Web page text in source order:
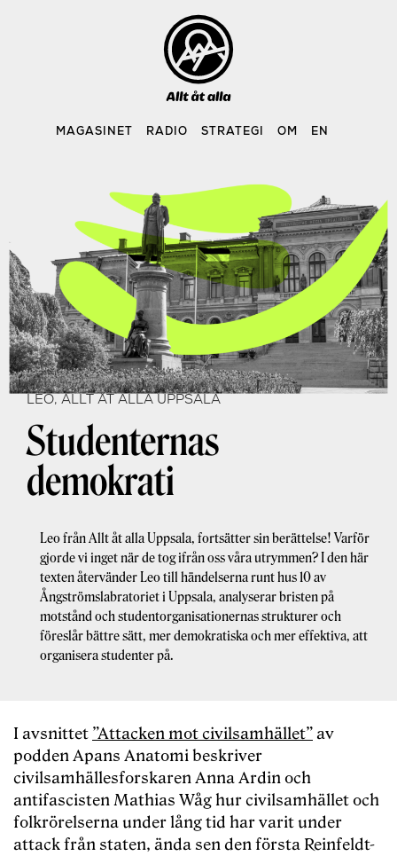
MAGASINET RADIO STRATEGI OM EN
LEO, ALLT ÅT ALLA UPPSALA
Studenternas
demokrati
Leo från Allt åt alla Uppsala, fortsätter sin berättelse! Varför
gjorde vi inget när de tog ifrån oss våra utrymmen? I den här
texten återvänder Leo till händelserna runt hus 10 av
Ångströmslabratoriet i Uppsala, analyserar bristen på
motstånd och studentorganisationernas strukturer och
föreslår bättre sätt, mer demokratiska och mer effektiva, att
organisera studenter på.
I avsnittet ”Attacken mot civilsamhället” av
podden Apans Anatomi beskriver
civilsamhällesforskaren Anna Ardin och
antifascisten Mathias Wåg hur civilsamhället och
folkrörelserna under lång tid har varit under
attack från staten, ända sen den första Reinfeldt-